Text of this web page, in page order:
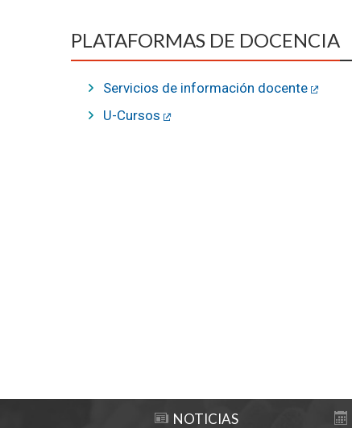
PLATAFORMAS DE DOCENCIA
Servicios de información docente
U-Cursos
NOTICIAS